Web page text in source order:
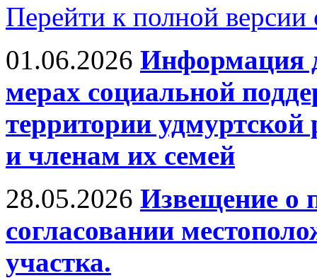
Перейти к полной версии
01.06.2026 Информация
мерах социальной
территории
и членам их семей
28.05.2026 Извещение о
согласовании
участка.